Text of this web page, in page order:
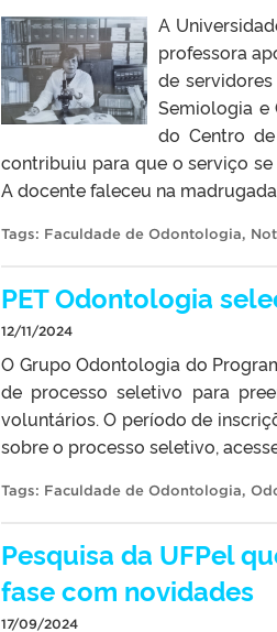
A
professora
de
Semiologia e
do Centro
contribuiu para que o serviço
A docente faleceu na
Tags: Faculdade de Odontologia,
PET Odontologia
12/11/2024
O Grupo Odontologia do
de processo seletivo para
voluntários. O período de
sobre o processo seletivo,
Tags: Faculdade de Odontologia,
Pesquisa da UFPel
fase com novidades
17/09/2024